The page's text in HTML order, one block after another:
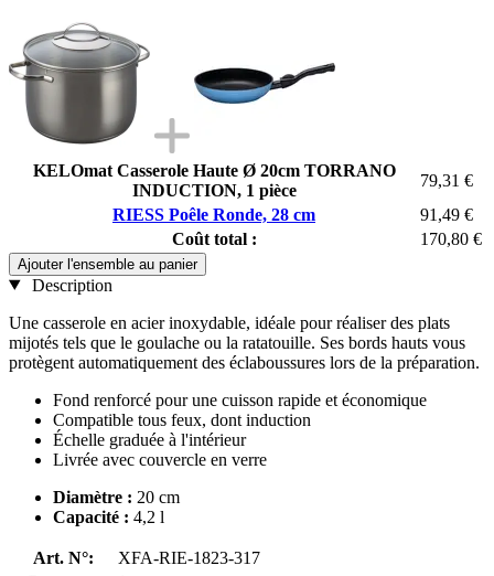
KELOmat Casserole Haute Ø 20cm TORRANO
INDUCTION, 1 pièce
79,31 €
RIESS Poêle Ronde, 28 cm
91,49 €
Coût total :
170,80 €
Ajouter l'ensemble au panier
Description
Une casserole en acier inoxydable, idéale pour réaliser des plats
mijotés tels que le goulache ou la ratatouille. Ses bords hauts vous
protègent automatiquement des éclaboussures lors de la préparation.
Fond renforcé pour une cuisson rapide et économique
Compatible tous feux, dont induction
Échelle graduée à l'intérieur
Livrée avec couvercle en verre
Diamètre : 20 cm
Capacité : 4,2 l
Art. N°:
XFA-RIE-1823-317